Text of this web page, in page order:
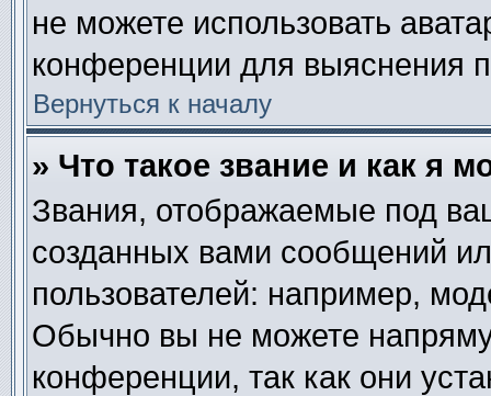
не можете использовать
конференции для выяснения
Вернуться к началу
» Что такое звание и как я
Звания, отображаемые под
созданных вами сообщений
пользователей: например,
Обычно вы не можете
конференции, так как они